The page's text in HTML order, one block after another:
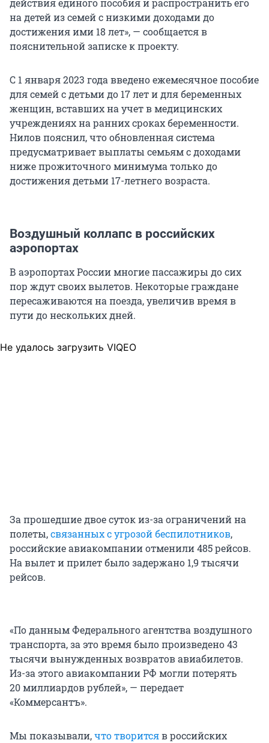
действия единого пособия и распространить его
на детей из семей с низкими доходами до
достижения ими 18 лет», — сообщается в
пояснительной записке к проекту.
С 1 января 2023 года введено ежемесячное пособие
для семей с детьми до 17 лети для беременных
женщин, вставших на учет в медицинских
учреждениях на ранних сроках беременности.
Нилов пояснил, что обновленная система
предусматривает выплаты семьям с доходами
ниже прожиточного минимума только до
достижения детьми 17-летнего возраста.
Воздушный коллапс в российских
аэропортах
В аэропортах России многие пассажиры до сих
пор ждут своих вылетов. Некоторые граждане
пересаживаются на поезда, увеличив время в
пути до нескольких дней.
Не удалось загрузить VIQEO
За прошедшие двое суток из-за ограничений на
полеты,связанных с угрозой беспилотников,
российские авиакомпании отменили 485 рейсов.
На вылет и прилет было задержано 1,9 тысячи
рейсов.
«По данным Федерального агентства воздушного
транспорта, за это время было произведено 43
тысячи вынужденных возвратов авиабилетов.
Из-за этого авиакомпании РФ могли потерять
20 миллиардов рублей», — передает
«Коммерсантъ».
Мы показывали,что творитсяв российских